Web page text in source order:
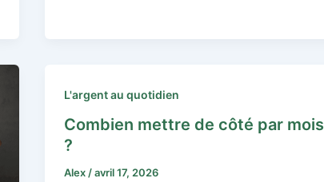
L'argent au quotidien
Combien mettre de côté par mois
?
Alex/avril 17, 2026